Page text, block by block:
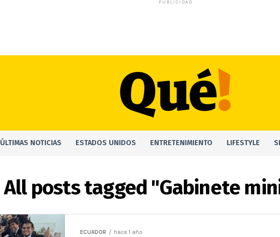
PUBLICIDAD
ÚLTIMAS NOTICIAS ESTADOS UNIDOS ENTRETENIMIENTO LIFESTYLE
All posts tagged "Gabinete
ECUADOR hace 1 año